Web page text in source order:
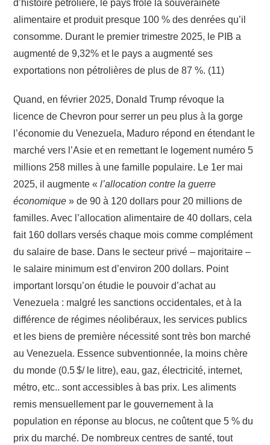
d’histoire pétrolière, le pays frôle la souveraineté
alimentaire et produit presque 100 % des denrées qu’il
consomme. Durant le premier trimestre 2025, le PIB a
augmenté de 9,32% et le pays a augmenté ses
exportations non pétrolières de plus de 87 %. (11)
Quand, en février 2025, Donald Trump révoque la
licence de Chevron pour serrer un peu plus à la gorge
l’économie du Venezuela, Maduro répond en étendant le
marché vers l’Asie et en remettant le logement numéro 5
millions 258 milles à une famille populaire. Le 1er mai
2025, il augmente «l’allocation contre la guerre
économique » de 90 à 120 dollars pour 20 millions de
familles. Avec l’allocation alimentaire de 40 dollars, cela
fait 160 dollars versés chaque mois comme complément
du salaire de base. Dans le secteur privé – majoritaire –
le salaire minimum est d’environ 200 dollars. Point
important lorsqu’on étudie le pouvoir d’achat au
Venezuela : malgré les sanctions occidentales, et à la
différence de régimes néolibéraux, les services publics
et les biens de première nécessité sont très bon marché
au Venezuela. Essence subventionnée, la moins chère
du monde (0.5 $/ le litre), eau, gaz, électricité, internet,
métro, etc.. sont accessibles à bas prix. Les aliments
remis mensuellement par le gouvernement à la
population en réponse au blocus, ne coûtent que 5 % du
prix du marché. De nombreux centres de santé, tout